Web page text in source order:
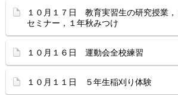
１０月１７日 教育実習生の研究授業，
セミナー，１年秋みつけ
１０月１６日 運動会全校練習
１０月１１日 ５年生稲刈り体験